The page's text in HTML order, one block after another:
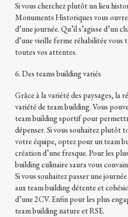
Si vous cherchez plutôt un lieu
Monuments Historiques vous
d’une journée. Qu’il s’agisse d’un
d’une vieille ferme réhabilitée vous
toutes vos attentes.
6. Des teams building variés
Grâce à la variété des paysages, la
variété de team building. Vous
team building sportif pour
dépenser. Si vous souhaitez plutôt
votre équipe, optez pour un team
création d’une fresque. Pour les
building culinaire saura vous
Si vous souhaitez passer une
aux team building détente et
d’une 2CV. Enfin pour les plus
team building nature et RSE.